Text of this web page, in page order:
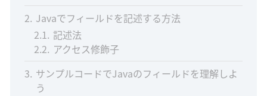
2 Javaでフィールドを記述する方法
2.1 記述法
2.2 アクセス修飾子
3 サンプルコードでJavaのフィールドを理解しよ
う